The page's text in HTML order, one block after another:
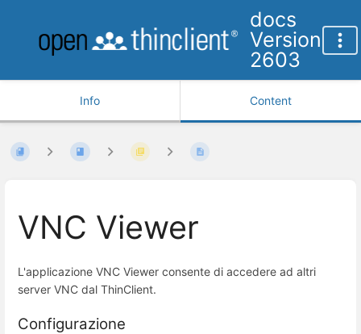
docs
Version
2603
Info Content
VNC Viewer
L'applicazione VNC Viewer consente di accedere ad altri
server VNC dal ThinClient.
Configurazione